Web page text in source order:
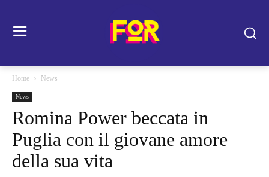
Home News
News
Romina Power beccata in
Puglia con il giovane amore
della sua vita